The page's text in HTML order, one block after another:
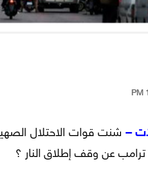
– شنت قوات الاحتلال
ترامب عن وقف إطلاق النار ؟